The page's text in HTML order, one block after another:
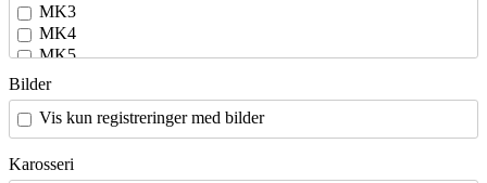
MK3
MK4
MK5
MK7
Bilder
Vis kun registreringer med bilder
Karosseri